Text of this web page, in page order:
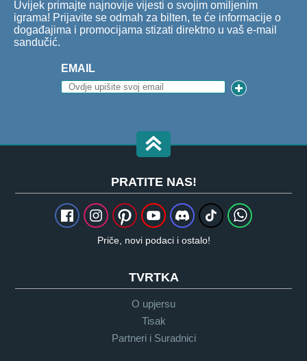
Uvijek primajte najnovije vijesti o svojim omiljenim
igrama! Prijavite se odmah za bilten, te će informacije o
događajima i promocijama stizati direktno u vaš e-mail
sandučić.
EMAIL
PRATITE NAS!
Priče, novi podaci i ostalo!
TVRTKA
O upjersu
Tisak
Partneri i Suradnici